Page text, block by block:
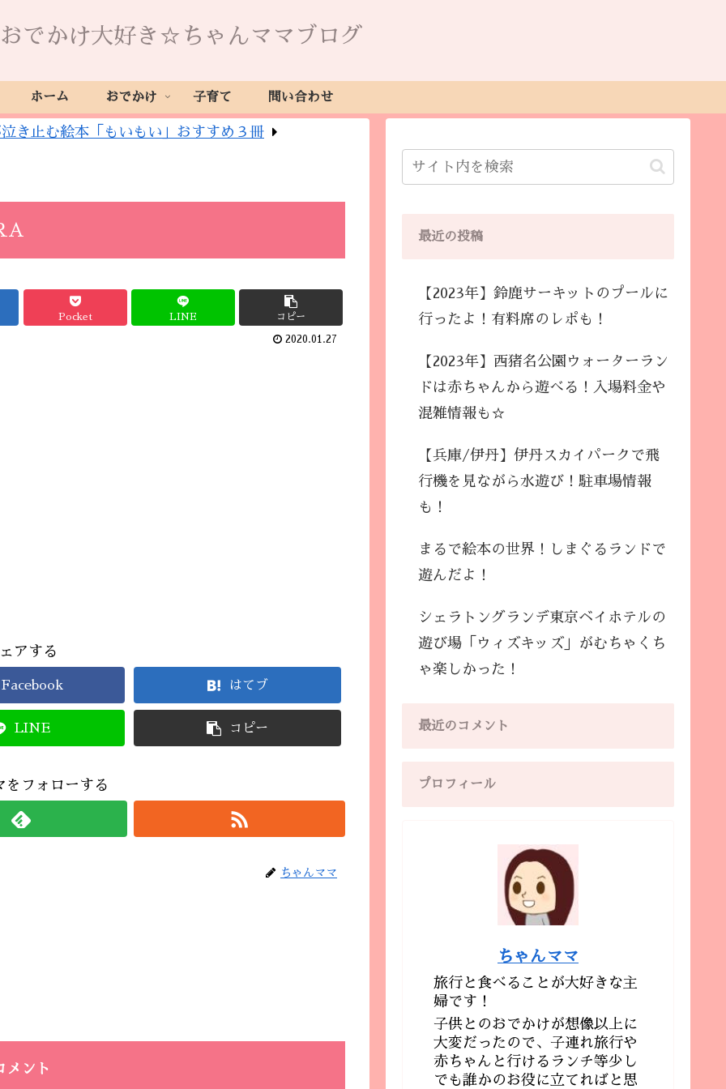
おでかけ大好き☆ちゃんママブログ
ホーム おでかけ 子育て 問い合わせ
き止む絵本「もいもい」おすすめ３冊
Pocket LINE コピー
2020.01.27
アする
Facebook はてブ
LINE コピー
をフォローする
ちゃんママ
メント
最近の投稿
【2023年】鈴鹿サーキットのプールに
行ったよ！有料席のレポも！
【2023年】西猪名公園ウォーターラン
ドは赤ちゃんから遊べる！入場料金や
混雑情報も☆
【兵庫/伊丹】伊丹スカイパークで飛
行機を見ながら水遊び！駐車場情報
も！
まるで絵本の世界！しまぐるランドで
遊んだよ！
シェラトングランデ東京ベイホテルの
遊び場「ウィズキッズ」がむちゃくち
ゃ楽しかった！
最近のコメント
プロフィール
ちゃんママ
旅行と食べることが大好きな主
婦です！
子供とのおでかけが想像以上に
大変だったので、子連れ旅行や
赤ちゃんと行けるランチ等少し
でも誰かのお役に立てればと思